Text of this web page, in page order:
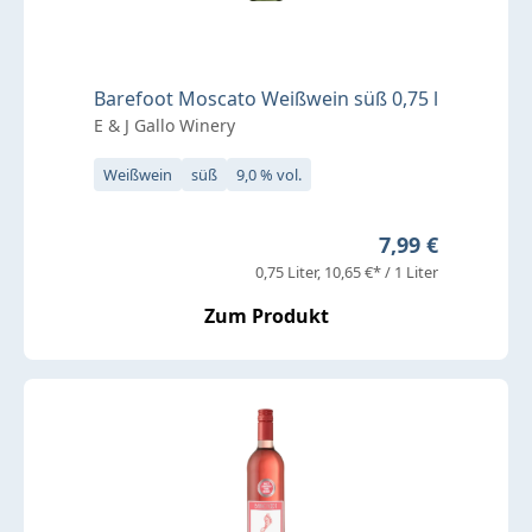
Barefoot Moscato Weißwein süß 0,75 l
E & J Gallo Winery
Weißwein süß 9,0 % vol.
Regulärer
7,99 €
0,75 Liter 10,65 €* / 1 Liter
Zum Produkt